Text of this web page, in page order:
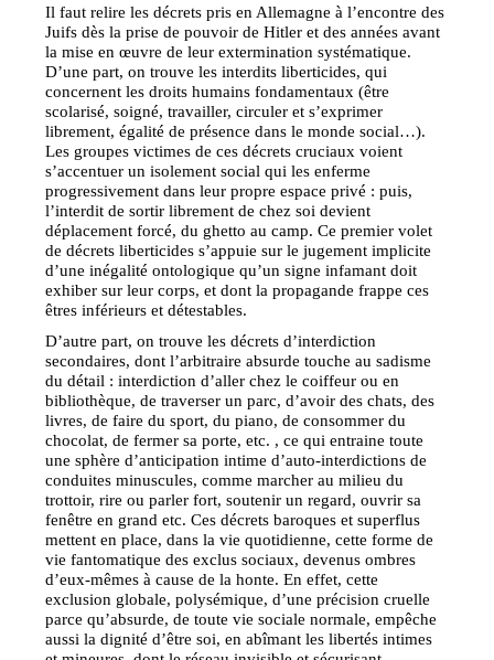
Il faut relire les décrets pris en Allemagne à l’encontre des
Juifs dès la prise de pouvoir de Hitler et des années avant
la mise en œuvre de leur extermination systématique.
D’une part, on trouve les interdits liberticides, qui
concernent les droits humains fondamentaux (être
scolarisé, soigné, travailler, circuler et s’exprimer
librement, égalité de présence dans le monde social…).
Les groupes victimes de ces décrets cruciaux voient
s’accentuer un isolement social qui les enferme
progressivement dans leur propre espace privé : puis,
l’interdit de sortir librement de chez soi devient
déplacement forcé, du ghetto au camp. Ce premier volet
de décrets liberticides s’appuie sur le jugement implicite
d’une inégalité ontologique qu’un signe infamant doit
exhiber sur leur corps, et dont la propagande frappe ces
êtres inférieurs et détestables.
D’autre part, on trouve les décrets d’interdiction
secondaires, dont l’arbitraire absurde touche au sadisme
du détail : interdiction d’aller chez le coiffeur ou en
bibliothèque, de traverser un parc, d’avoir des chats, des
livres, de faire du sport, du piano, de consommer du
chocolat, de fermer sa porte, etc. , ce qui entraine toute
une sphère d’anticipation intime d’auto-interdictions de
conduites minuscules, comme marcher au milieu du
trottoir, rire ou parler fort, soutenir un regard, ouvrir sa
fenêtre en grand etc. Ces décrets baroques et superflus
mettent en place, dans la vie quotidienne, cette forme de
vie fantomatique des exclus sociaux, devenus ombres
d’eux-mêmes à cause de la honte. En effet, cette
exclusion globale, polysémique, d’une précision cruelle
parce qu’absurde, de toute vie sociale normale, empêche
aussi la dignité d’être soi, en abîmant les libertés intimes